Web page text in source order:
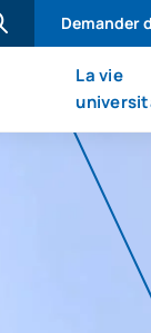
Demander
La vie